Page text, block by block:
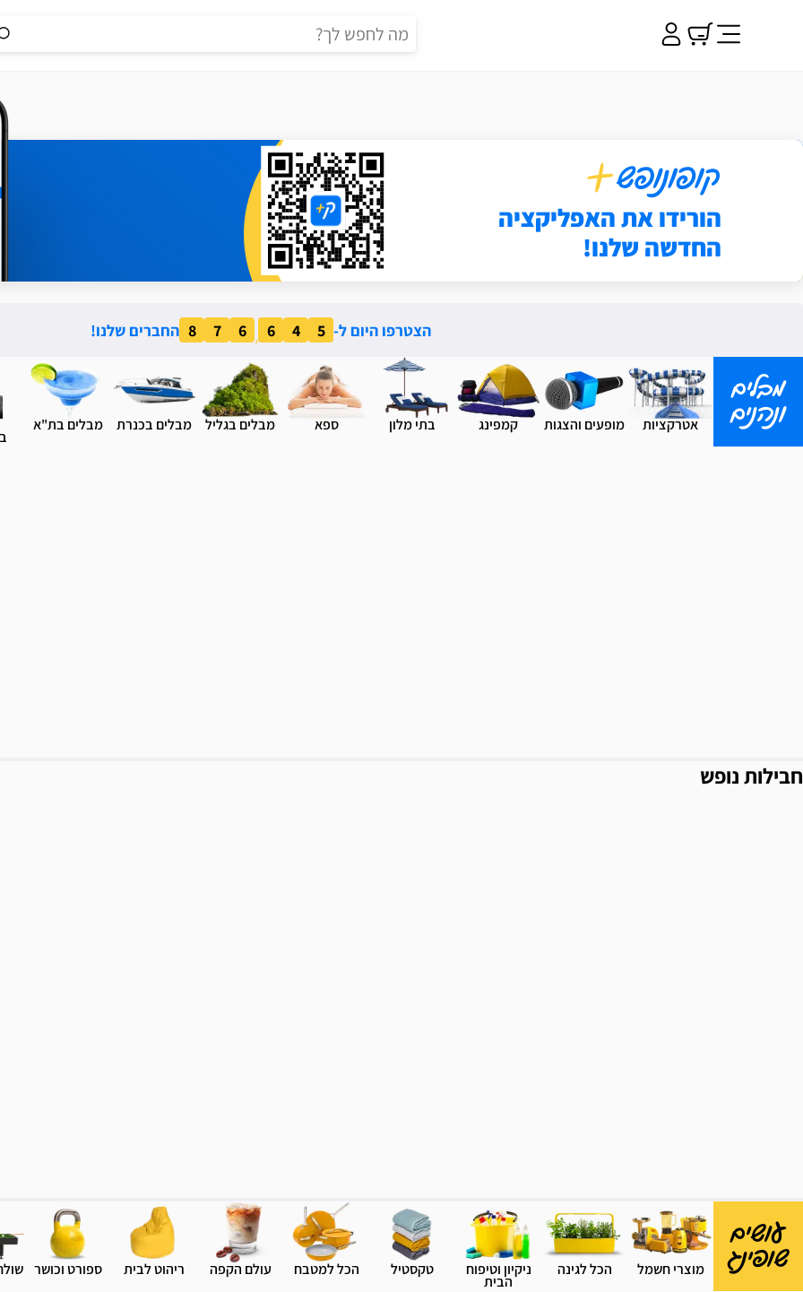
הורידו את האפליקציה
החדשה שלנו!
הצטרפו היום ל- 8 7 6 , 6 4 5 החברים שלנו!
מבלים
ונהנים
אטרקציות מופעים והצגות קמפינג בתי מלון ספא מבלים בגליל מבלים בכנרת מבלים בת"א
חבילות נופש
עושים
שופינג
מוצרי חשמל הכל לגינה ניקיון וטיפוח
הבית
טקסטיל הכל למטבח עולם הקפה ריהוט לבית ספורט וכושר